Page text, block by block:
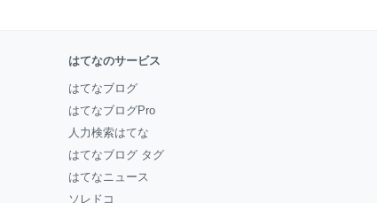
はてなのサービス
はてなブログ
はてなブログPro
人力検索はてな
はてなブログ タグ
はてなニュース
ソレドコ